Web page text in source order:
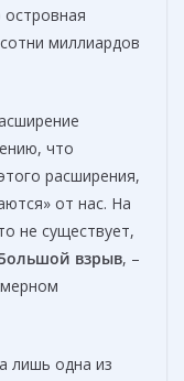
миллиардов
что
расширения,
от нас. На
не существует,
взрыв, –
лишь одна из